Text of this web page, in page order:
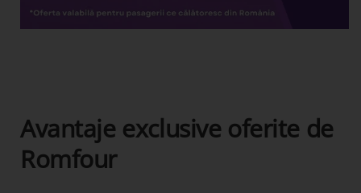
Avantaje exclusive oferite de
Romfour